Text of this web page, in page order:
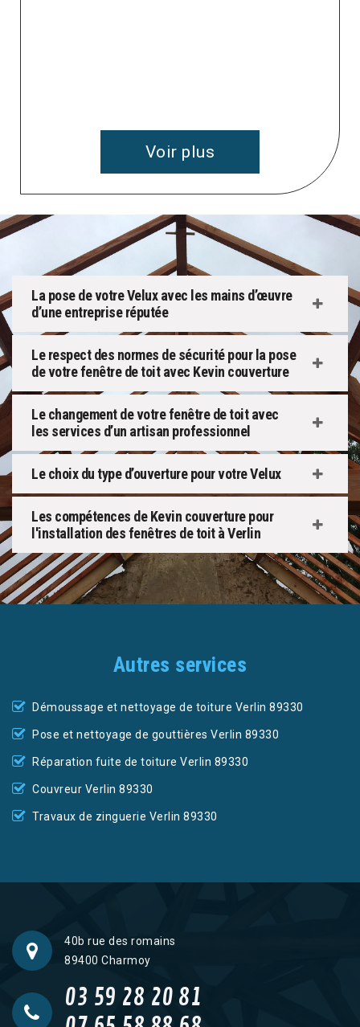
Voir plus
La pose de votre Velux avec les mains d’œuvre
d’une entreprise réputée
Le respect des normes de sécurité pour la pose
de votre fenêtre de toit avec Kevin couverture
Le changement de votre fenêtre de toit avec
les services d’un artisan professionnel
Le choix du type d’ouverture pour votre Velux
Les compétences de Kevin couverture pour
l'installation des fenêtres de toit à Verlin
Autres services
Démoussage et nettoyage de toiture Verlin 89330
Pose et nettoyage de gouttières Verlin 89330
Réparation fuite de toiture Verlin 89330
Couvreur Verlin 89330
Travaux de zinguerie Verlin 89330
40b rue des romains
89400 Charmoy
03 59 28 20 81